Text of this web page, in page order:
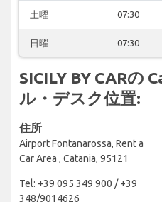
土曜 07:30
日曜 07:30
SICILY BY CARの
ル・デスク位置:
住所
Airport Fontanarossa, Rent a
Car Area , Catania, 95121
Tel: +39 095 349 900 / +39
348/9014626